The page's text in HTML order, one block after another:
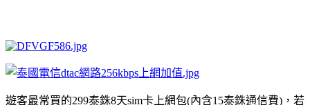
遊客最常買的299泰銖8天sim卡上網包(內含15泰銖通信費)，若